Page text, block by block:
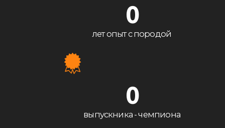
0
лет опыт с породой
0
выпускника - чемпиона